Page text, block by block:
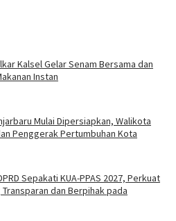
Kalsel Gelar Senam Bersama dan
Instan
Mulai Dipersiapkan, Walikota
Penggerak Pertumbuhan Kota
Sepakati KUA-PPAS 2027, Perkuat
dan Berpihak pada